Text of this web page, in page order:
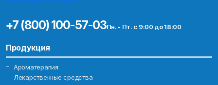
+7 (800) 100-57-03Пн. - Пт. с 9:00 до 18:00
Продукция
Ароматерапия
Лекарственные средства